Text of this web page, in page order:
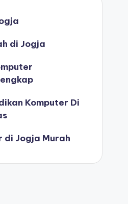
di Jogja
Komputer Di
di Jogja Murah